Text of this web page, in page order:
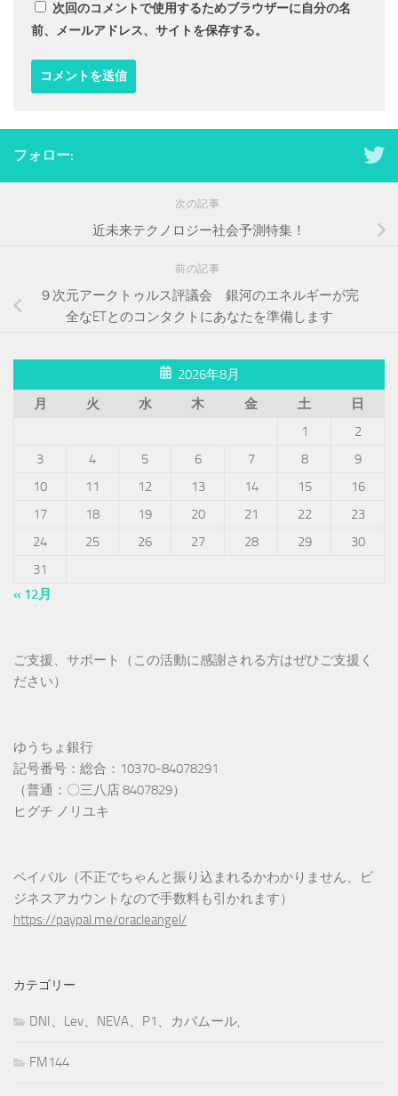
次回のコメントで使用するためブラウザーに自分の名
前、メールアドレス、サイトを保存する。
フォロー:
次の記事
近未来テクノロジー社会予測特集！
前の記事
９次元アークトゥルス評議会 銀河のエネルギーが完
全なETとのコンタクトにあなたを準備します
2026年8月
月
火 水 木 金 土
日
1
2
3
4 5 6 7 8
9
10
11 12 13 14 15
16
17
18 19 20 21 22
23
24
25 26 27 28 29
30
31
« 12月
ご支援、サポート（この活動に感謝される方はぜひご支援く
ださい）
ゆうちょ銀行
記号番号：総合：10370-84078291
（普通：〇三八店 8407829）
ヒグチ ノリユキ
ペイパル（不正でちゃんと振り込まれるかわかりません、ビ
ジネスアカウントなので手数料も引かれます）
https://paypal.me/oracleangel/
カテゴリー
DNI、Lev、NEVA、P1、カバムール,
FM144